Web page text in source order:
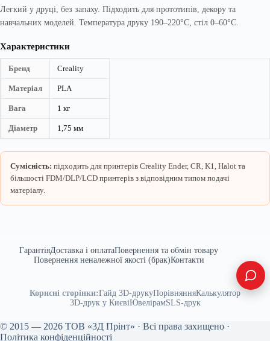
Легкий у друці, без запаху. Підходить для прототипів, декору та
навчальних моделей. Температура друку 190–220°C, стіл 0–60°C.
Характеристики
Бренд Creality
Матеріал PLA
Вага 1 кг
Діаметр 1,75 мм
Сумісність: підходить для принтерів Creality Ender, CR, K1, Halot та
більшості FDM/DLP/LCD принтерів з відповідним типом подачі
матеріалу.
ГарантіяДоставка і оплатаПовернення та обмін товару
Повернення неналежної якості (брак)Контакти
Корисні сторінки:Гайд 3D-друкуПорівнянняКалькулятор
3D-друк у КиєвіЮвелірамSLS-друк
© 2015 — 2026 ТОВ «3Д Прінт» · Всі права захищено ·
Політика конфіденційності